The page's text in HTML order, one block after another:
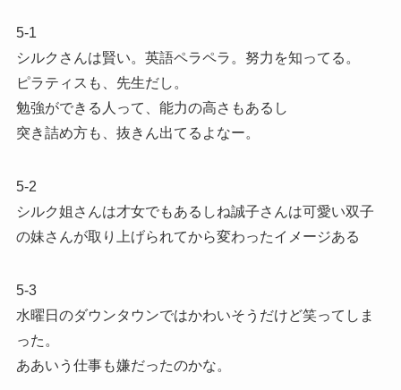
5-1
シルクさんは賢い。英語ペラペラ。努力を知ってる。
ピラティスも、先生だし。
勉強ができる人って、能力の高さもあるし
突き詰め方も、抜きん出てるよなー。
5-2
シルク姐さんは才女でもあるしね誠子さんは可愛い双子
の妹さんが取り上げられてから変わったイメージある
5-3
水曜日のダウンタウンではかわいそうだけど笑ってしま
った。
ああいう仕事も嫌だったのかな。